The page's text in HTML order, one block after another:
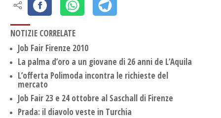
NOTIZIE CORRELATE
Job Fair Firenze 2010
La palma d’oro a un giovane di 26 anni de L’Aquila
L’offerta Polimoda incontra le richieste del
mercato
Job Fair 23 e 24 ottobre al Saschall di Firenze
Prada: il diavolo veste in Turchia